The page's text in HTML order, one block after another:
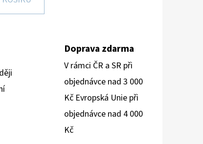
Doprava zdarma
V rámci ČR a SR při
objednávce nad 3 000
Kč Evropská Unie při
objednávce nad 4 000
Kč